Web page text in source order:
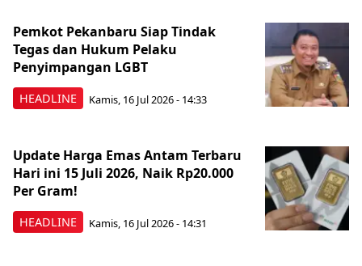
HEADLINE
Pemkot Pekanbaru Siap Tindak
Tegas dan Hukum Pelaku
Penyimpangan LGBT
Kamis, 16 Jul 2026 - 14:33
HEADLINE
Update Harga Emas Antam Terbaru
Hari ini 15 Juli 2026, Naik Rp20.000
Per Gram!
Kamis, 16 Jul 2026 - 14:31